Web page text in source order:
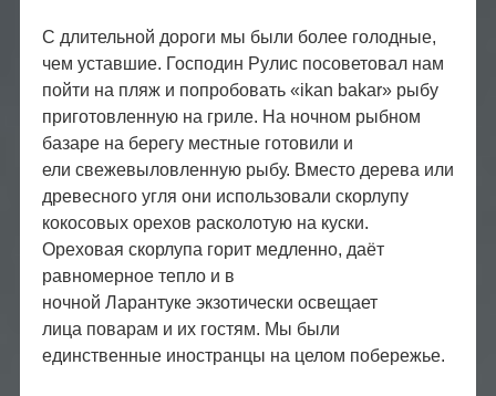
С длительной дороги мы были более голодные,
чем уставшие. Господин Рулис посоветовал нам
пойти на пляж и попробовать «ikan bakаr» рыбу
приготовленную на гриле. На ночном рыбном
базаре на берегу местные готовили и
ели свежевыловленную рыбу. Вместо дерева или
древесного угля они использовали скорлупу
кокосовых орехов расколотую на куски.
Ореховая скорлупа горит медленно, даёт
равномерное тепло и в
ночной Ларантуке экзотически освещает
лица поварам и их гостям. Мы были
единственные иностранцы на целом побережье.